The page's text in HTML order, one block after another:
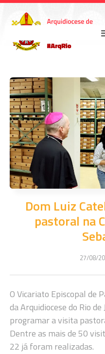
Dom Luiz
pastoral na
27/08/
O Vicariato Episcopal de
da Arquidiocese do Rio
programar a visita
Dentre as mais de 50
22 já foram realizadas.